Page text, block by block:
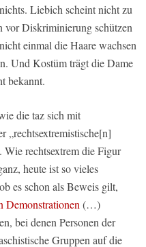
Liebich scheint nicht zu
vor Diskriminierung schützen
einmal die Haare wachsen
Und Kostüm trägt die Dame
bekannt.
die taz sich mit
„rechtsextremistische[n]
rechtsextrem die Figur
heute ist so vieles
es schon als Beweis gilt,
Demonstrationen(…)
bei denen Personen der
Gruppen auf die